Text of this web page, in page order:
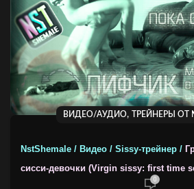
ВИДЕО/АУДИО, ТРЕЙНЕРЫ ОТ
NstShemale / Видео / Sissy-трейнер /
сисси-девочки (Virgin sissy: first time
0